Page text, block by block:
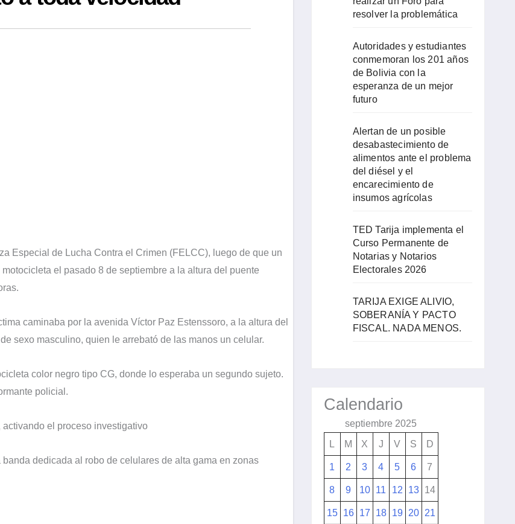
Especial de Lucha Contra el Crimen (FELCC), luego de que un
el pasado 8 de septiembre a la altura del puente
caminaba por la avenida Víctor Paz Estenssoro, a la altura del
sexo masculino, quien le arrebató de las manos un celular.
color negro tipo CG, donde lo esperaba un segundo sujeto.
policial.
el proceso investigativo
dedicada al robo de celulares de alta gama en zonas
resolver la problemática
Autoridades y estudiantes
conmemoran los 201 años
de Bolivia con la
esperanza de un mejor
futuro
Alertan de un posible
desabastecimiento de
alimentos ante el problema
del diésel y el
encarecimiento de
insumos agrícolas
TED Tarija implementa el
Curso Permanente de
Notarias y Notarios
Electorales 2026
TARIJA EXIGE ALIVIO,
SOBERANÍA Y PACTO
FISCAL. NADA MENOS.
Calendario
septiembre 2025
L
M X J V S D
1 2 3 4 5 6 7
8 9 10 11 12 13 14
15 16 17 18 19 20 21